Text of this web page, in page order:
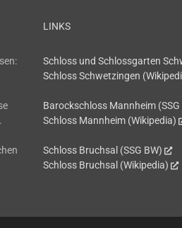
LINKS
Schloss und Schlossgarten
Schloss Schwetzingen
Barockschloss Mannheim (SSG
Schloss Mannheim (Wikipedia)
Schloss Bruchsal (SSG BW)
Schloss Bruchsal (Wikipedia)